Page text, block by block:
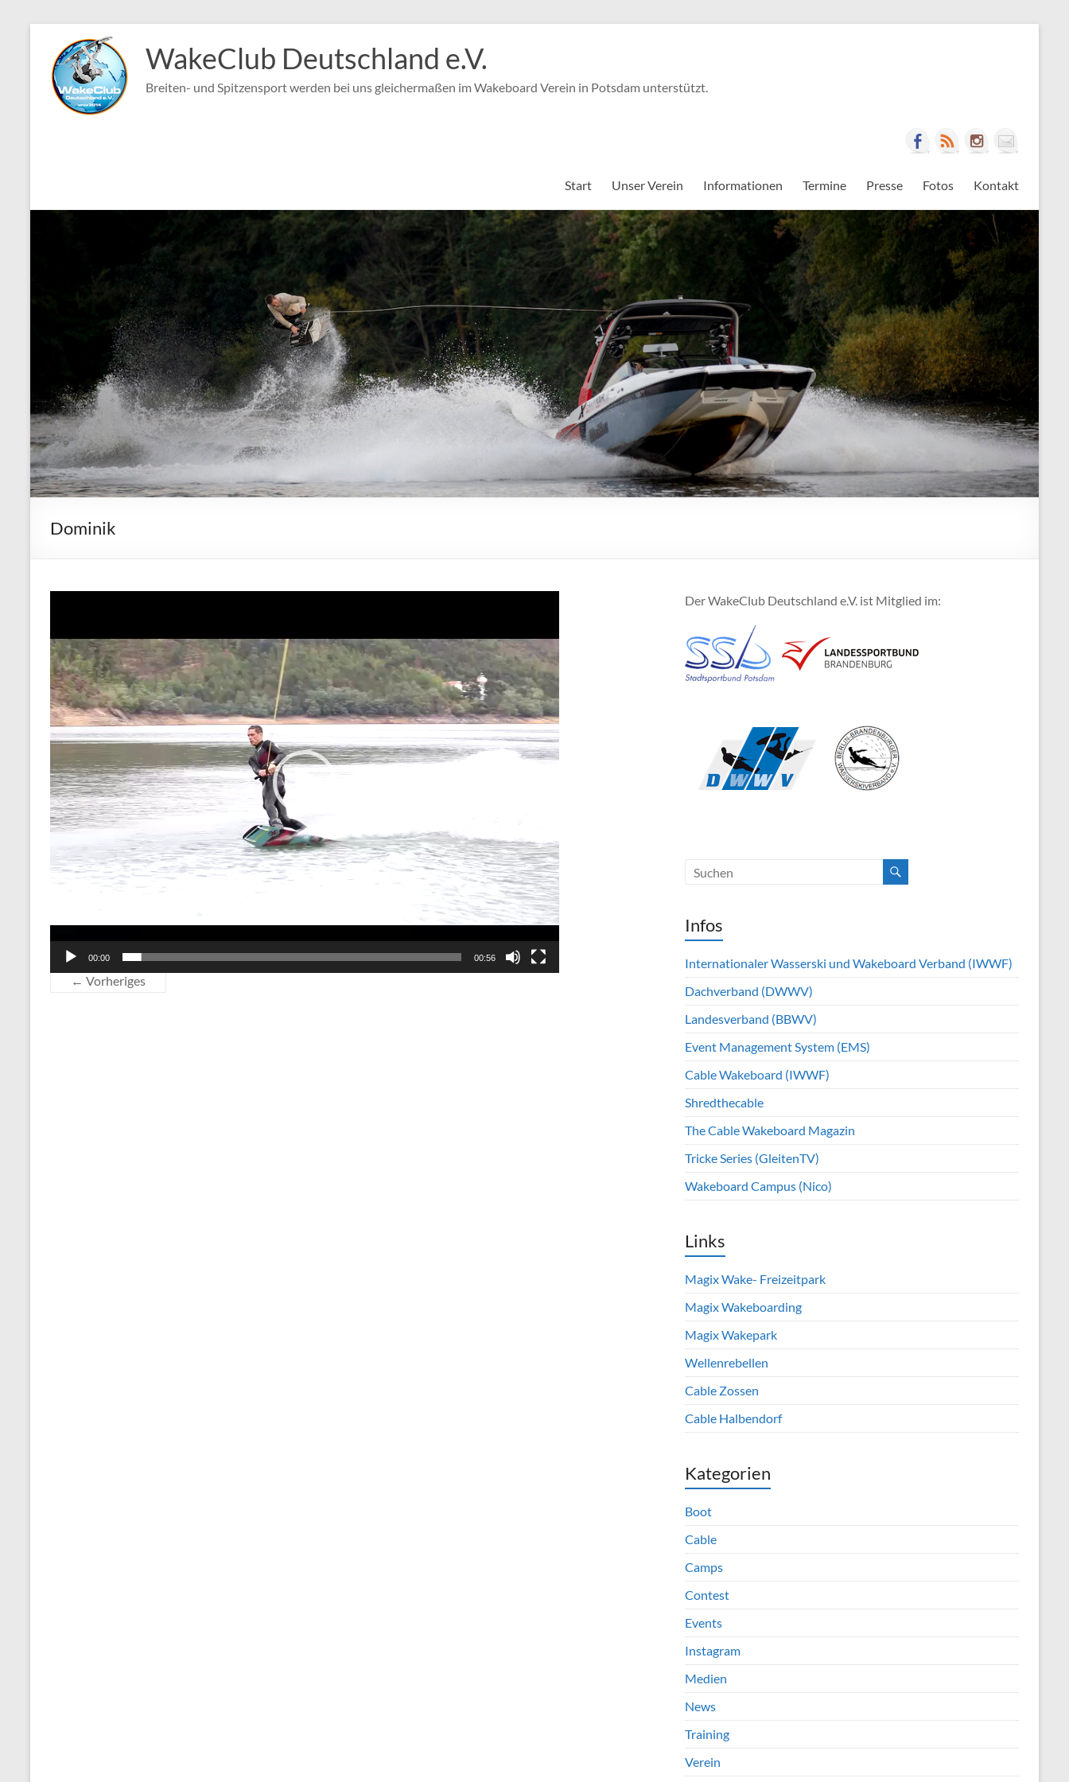
springen
WakeClub Deutschland e.V.
Breiten- und Spitzensport werden bei uns gleichermaßen im Wakeboard Verein in Potsdam unterstützt.
Start Unser Verein Informationen Termine Presse Fotos Kontakt
Dominik
00:00 00:56
← Vorheriges
Der WakeClub Deutschland e.V. ist Mitglied im:
Infos
Internationaler Wasserski und Wakeboard Verband (IWWF)
Dachverband (DWWV)
Landesverband (BBWV)
Event Management System (EMS)
Cable Wakeboard (IWWF)
Shredthecable
The Cable Wakeboard Magazin
Tricke Series (GleitenTV)
Wakeboard Campus (Nico)
Links
Magix Wake- Freizeitpark
Magix Wakeboarding
Magix Wakepark
Wellenrebellen
Cable Zossen
Cable Halbendorf
Kategorien
Boot
Cable
Camps
Contest
Events
Instagram
Medien
News
Training
Verein